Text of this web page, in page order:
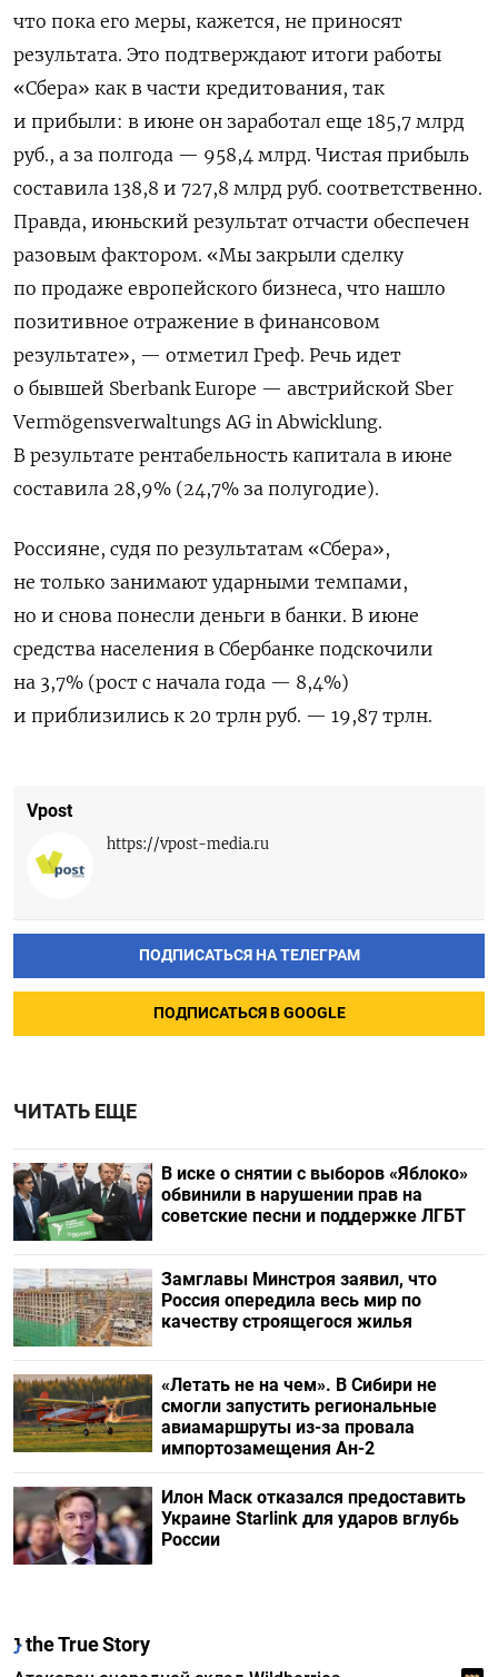
что пока его меры, кажется, не приносят
результата. Это подтверждают итоги работы
«Сбера» как в части кредитования, так
и прибыли: в июне он заработал еще 185,7 млрд
руб., а за полгода — 958,4 млрд. Чистая прибыль
составила 138,8 и 727,8 млрд руб. соответственно.
Правда, июньский результат отчасти обеспечен
разовым фактором. «Мы закрыли сделку
по продаже европейского бизнеса, что нашло
позитивное отражение в финансовом
результате», — отметил Греф. Речь идет
о бывшей Sberbank Europe — австрийской Sber
Vermögensverwaltungs AG in Abwicklung.
В результате рентабельность капитала в июне
составила 28,9% (24,7% за полугодие).
Россияне, судя по результатам «Сбера»,
не только занимают ударными темпами,
но и снова понесли деньги в банки. В июне
средства населения в Сбербанке подскочили
на 3,7% (рост с начала года — 8,4%)
и приблизились к 20 трлн руб. — 19,87 трлн.
Vpost
https://vpost-media.ru
ПОДПИСАТЬСЯ НА ТЕЛЕГРАМ
ПОДПИСАТЬСЯ В GOOGLE
ЧИТАТЬ ЕЩЕ
В иске о снятии с выборов «Яблоко»
обвинили в нарушении прав на
советские песни и поддержке ЛГБТ
Замглавы Минстроя заявил, что
Россия опередила весь мир по
качеству строящегося жилья
«Летать не на чем». В Сибири не
смогли запустить региональные
авиамаршруты из-за провала
импортозамещения Ан-2
Илон Маск отказался предоставить
Украине Starlink для ударов вглубь
России